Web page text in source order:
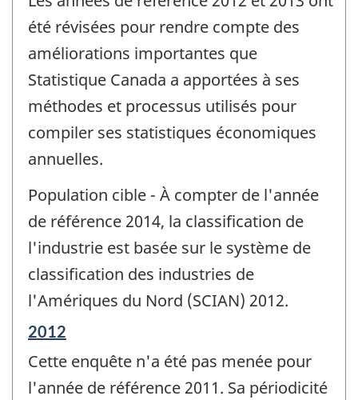
référence
de
-
été révisées pour rendre compte des
améliorations importantes que
Statistique Canada a apportées à ses
méthodes et processus utilisés pour
compiler ses statistiques économiques
annuelles.
Population cible - À compter de l'année
de référence 2014, la classification de
l'industrie est basée sur le système de
classification des industries de
l'Amériques du Nord (SCIAN) 2012.
Période
référence
de
2012
Cette enquête n'a été pas menée pour
l'année de référence 2011. Sa périodicité